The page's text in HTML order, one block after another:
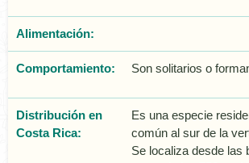
Alimentación:
Comportamiento: Son solitarios o
Distribución en
Costa Rica:
Es una especie
común al sur de la
Se localiza desde las